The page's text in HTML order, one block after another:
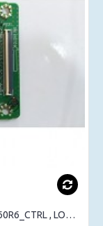
EBR77186601 , EAX65331701(2.0) , 50R6_60R6_CTRL , LOGIC BOARD